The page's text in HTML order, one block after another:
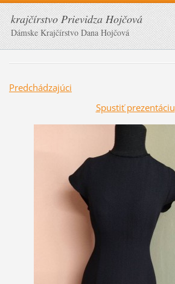
krajčírstvo Prievidza Hojčová
Dámske Krajčírstvo Dana Hojčová
Predchádzajúci
Spustiť prezentáciu